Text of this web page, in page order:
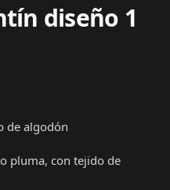
diseño 1
de algodón
pluma, con tejido de